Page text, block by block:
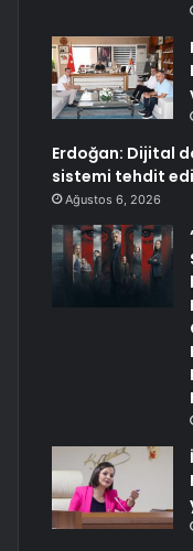
Erdoğan: Dijital
sistemi tehdit
Ağustos 6, 2026